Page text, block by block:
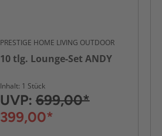
PRESTIGE HOME LIVING OUTDOOR
10 tlg. Lounge-Set ANDY
Inhalt: 1 Stück
UVP: 699,00*
399,00*